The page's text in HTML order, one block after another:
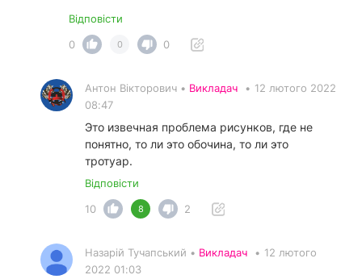
Відповісти
0
0 0
Антон Вікторович • Викладач • 12 лютого 2022
08:47
Это извечная проблема рисунков, где не
понятно, то ли это обочина, то ли это
тротуар.
Відповісти
10
8 2
Назарій Тучапський • Викладач • 12 лютого
2022 01:03